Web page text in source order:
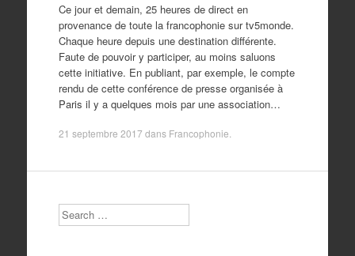
Ce jour et demain, 25 heures de direct en
provenance de toute la francophonie sur tv5monde.
Chaque heure depuis une destination différente.
Faute de pouvoir y participer, au moins saluons
cette initiative. En publiant, par exemple, le compte
rendu de cette conférence de presse organisée à
Paris il y a quelques mois par une association…
21 septembre 2017 dans Francophonie
Search